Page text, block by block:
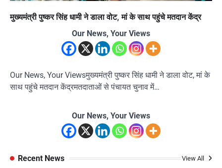
मुख्यमंत्री पुष्कर सिंह धामी ने डाला वोट, मां के साथ पहुंचे मतदान केंद्र
Our News, Your Views
Our News, Your Viewsमुख्यमंत्री पुष्कर सिंह धामी ने डाला वोट, मां के
साथ पहुंचे मतदान केंद्रमतदाताओं से पंचायत चुनाव में…
Our News, Your Views
Recent News View All